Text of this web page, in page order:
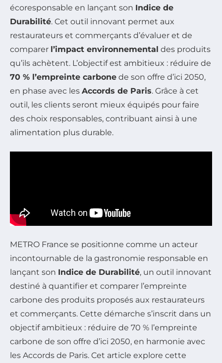
écoresponsable en lançant son Indice de
Durabilité. Cet outil innovant permet aux
restaurateurs et commerçants d’évaluer et de
comparer l’impact environnemental des produits
qu’ils achètent. L’objectif est ambitieux : réduire de
70 % l’empreinte carbone de son offre d’ici 2050,
en phase avec les Accords de Paris. Grâce à cet
outil, les clients seront mieux équipés pour faire
des choix responsables, contribuant ainsi à une
alimentation plus durable.
METRO France se positionne comme un acteur
incontournable de la gastronomie responsable en
lançant son Indice de Durabilité, un outil innovant
destiné à quantifier et comparer l’empreinte
carbone des produits proposés aux restaurateurs
et commerçants. Cette démarche s’inscrit dans un
objectif ambitieux : réduire de 70 % l’empreinte
carbone de son offre d’ici 2050, en harmonie avec
les Accords de Paris. Cet article explore cette